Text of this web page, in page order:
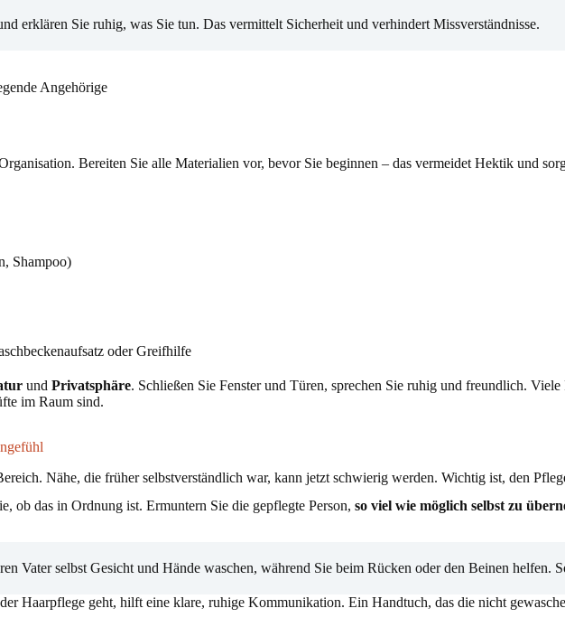
erklären Sie ruhig, was Sie tun. Das vermittelt Sicherheit und verhindert Missverständnisse.
Bereiten Sie alle Materialien vor, bevor Sie beginnen – das vermeidet Hektik und
Shampoo)
oder Greifhilfe
und Privatsphäre. Schließen Sie Fenster und Türen, sprechen Sie ruhig und freundlich.
im Raum sind.
Nähe, die früher selbstverständlich war, kann jetzt schwierig werden. Wichtig ist, den
ob das in Ordnung ist. Ermuntern Sie die gepflegte Person, so viel wie möglich selbst zu
Vater selbst Gesicht und Hände waschen, während Sie beim Rücken oder den Beinen helfen.
Haarpflege geht, hilft eine klare, ruhige Kommunikation. Ein Handtuch, das die nicht